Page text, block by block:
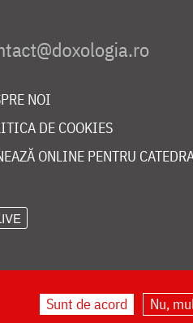
NOI
DE COOKIES
ONLINE PENTRU
Sunt de acord Nu,